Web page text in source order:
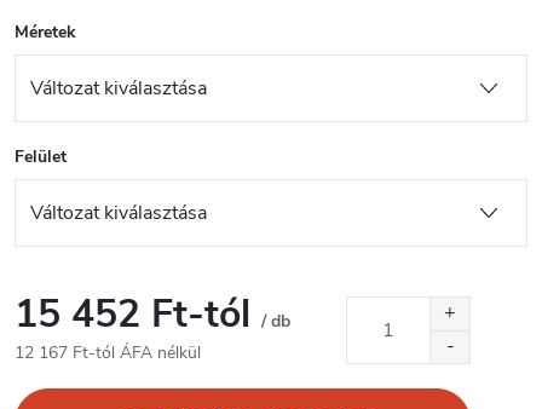
Méretek
Felület
15 452 Ft-tól / db
12 167 Ft-tól ÁFA nélkül